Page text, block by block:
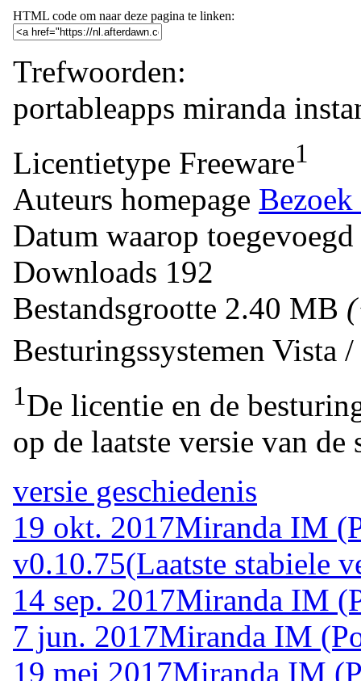
HTML code om naar deze pagina te linken:
Trefwoorden:
portableapps miranda
Licentietype Freeware1
Auteurs homepage
Datum waarop toegevoegd
Downloads 192
Bestandsgrootte 2.40 MB
Besturingssystemen Vista
1De licentie en de
op de laatste versie van de
versie geschiedenis
19 okt. 2017Miranda IM
v0.10.75(Laatste stabiele
14 sep. 2017Miranda IM
7 jun. 2017Miranda IM
19 mei 2017Miranda IM